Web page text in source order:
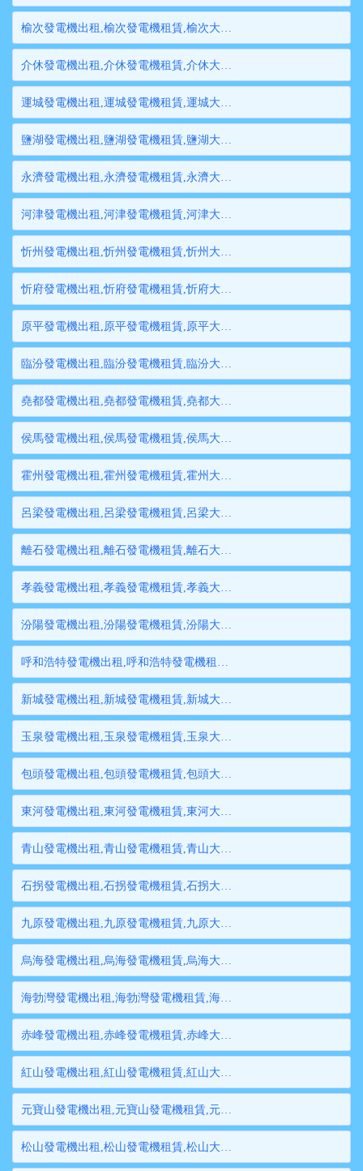
榆次發電機出租,榆次發電機租賃,榆次大型發電機出租,榆次柴油發電機租賃出租,榆次大型發電機租賃
介休發電機出租,介休發電機租賃,介休大型發電機出租,介休柴油發電機租賃出租,介休大型發電機租賃
運城發電機出租,運城發電機租賃,運城大型發電機出租,運城柴油發電機租賃出租,運城大型發電機租賃
鹽湖發電機出租,鹽湖發電機租賃,鹽湖大型發電機出租,鹽湖柴油發電機租賃出租,鹽湖大型發電機租賃
永濟發電機出租,永濟發電機租賃,永濟大型發電機出租,永濟柴油發電機租賃出租,永濟大型發電機租賃
河津發電機出租,河津發電機租賃,河津大型發電機出租,河津柴油發電機租賃出租,河津大型發電機租賃
忻州發電機出租,忻州發電機租賃,忻州大型發電機出租,忻州柴油發電機租賃出租,忻州大型發電機租賃
忻府發電機出租,忻府發電機租賃,忻府大型發電機出租,忻府柴油發電機租賃出租,忻府大型發電機租賃
原平發電機出租,原平發電機租賃,原平大型發電機出租,原平柴油發電機租賃出租,原平大型發電機租賃
臨汾發電機出租,臨汾發電機租賃,臨汾大型發電機出租,臨汾柴油發電機租賃出租,臨汾大型發電機租賃
堯都發電機出租,堯都發電機租賃,堯都大型發電機出租,堯都柴油發電機租賃出租,堯都大型發電機租賃
侯馬發電機出租,侯馬發電機租賃,侯馬大型發電機出租,侯馬柴油發電機租賃出租,侯馬大型發電機租賃
霍州發電機出租,霍州發電機租賃,霍州大型發電機出租,霍州柴油發電機租賃出租,霍州大型發電機租賃
呂梁發電機出租,呂梁發電機租賃,呂梁大型發電機出租,呂梁柴油發電機租賃出租,呂梁大型發電機租賃
離石發電機出租,離石發電機租賃,離石大型發電機出租,離石柴油發電機租賃出租,離石大型發電機租賃
孝義發電機出租,孝義發電機租賃,孝義大型發電機出租,孝義柴油發電機租賃出租,孝義大型發電機租賃
汾陽發電機出租,汾陽發電機租賃,汾陽大型發電機出租,汾陽柴油發電機租賃出租,汾陽大型發電機租賃
呼和浩特發電機出租,呼和浩特發電機租賃,呼和浩特大型發電機出租,呼和浩特柴油發電機租賃出租,呼和浩特大型發電機租賃
新城發電機出租,新城發電機租賃,新城大型發電機出租,新城柴油發電機租賃出租,新城大型發電機租賃
玉泉發電機出租,玉泉發電機租賃,玉泉大型發電機出租,玉泉柴油發電機租賃出租,玉泉大型發電機租賃
包頭發電機出租,包頭發電機租賃,包頭大型發電機出租,包頭柴油發電機租賃出租,包頭大型發電機租賃
東河發電機出租,東河發電機租賃,東河大型發電機出租,東河柴油發電機租賃出租,東河大型發電機租賃
青山發電機出租,青山發電機租賃,青山大型發電機出租,青山柴油發電機租賃出租,青山大型發電機租賃
石拐發電機出租,石拐發電機租賃,石拐大型發電機出租,石拐柴油發電機租賃出租,石拐大型發電機租賃
九原發電機出租,九原發電機租賃,九原大型發電機出租,九原柴油發電機租賃出租,九原大型發電機租賃
烏海發電機出租,烏海發電機租賃,烏海大型發電機出租,烏海柴油發電機租賃出租,烏海大型發電機租賃
海勃灣發電機出租,海勃灣發電機租賃,海勃灣大型發電機出租,海勃灣柴油發電機租賃出租,海勃灣大型發電機租賃
赤峰發電機出租,赤峰發電機租賃,赤峰大型發電機出租,赤峰柴油發電機租賃出租,赤峰大型發電機租賃
紅山發電機出租,紅山發電機租賃,紅山大型發電機出租,紅山柴油發電機租賃出租,紅山大型發電機租賃
元寶山發電機出租,元寶山發電機租賃,元寶山大型發電機出租,元寶山柴油發電機租賃出租,元寶山大型發電機租賃
松山發電機出租,松山發電機租賃,松山大型發電機出租,松山柴油發電機租賃出租,松山大型發電機租賃